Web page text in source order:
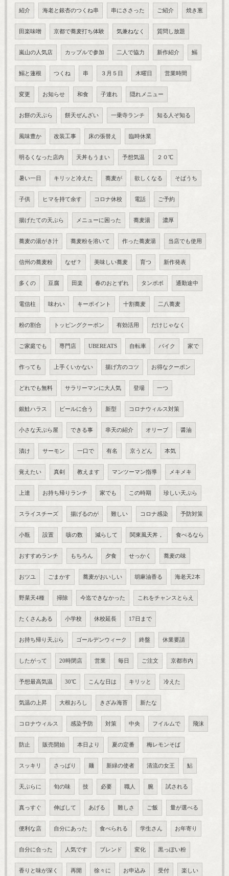
紹介 海老と銀杏のつくね串 串にささった ご紹介 焼き葱
田楽味噌 京都で蕎麦打ち体験 気兼ねなく 質問し放題
嵐山の人気店 カップルで参加 二人で協力 新作紹介 鰯
鰯と蓮根 つくね 串 ３月５日 木曜日 営業時間
変更 お知らせ 和食 子連れ 隠れメニュー
お餅の天ぷら 餅天ぜんざい 一乗寺ランチ 知る人ぞ知る
風味豊か 改装工事 床の張替え 臨時休業
明るくなった店内 天丼もうまい 予想気温 ２０℃
暑い一日 キリッと冷えた 蕎麦が 欲しくなる そばうち
子供 ヒマを持て余す コロナ休校 電話 ご予約
揚げたての天ぷら メニューに困った 蕎麦湯 濃厚
蕎麦の湯がき汁 蕎麦粉を溶いて 作った蕎麦湯 当店でも使用
信州の蕎麦粉 なぜ？ 美味しい蕎麦 育つ 新作発表
多くの 豆腐 田楽 春のおとずれ タンポポ 通勤途中
電信柱 味わい キーポイント 十割蕎麦 二八蕎麦
粉の割合 トッピングクーポン 有効活用 だけじゃなく
ご家庭でも 専門店 UBEREATS 自転車 バイク 家で
作っても 上手くいかない 揚げ方のコツ お得なクーポン
どれでも無料 サラリーマンに大人気 登場 一つ
銀鮭ハラス ビールに合う 新型 コロナウィルス対策
小さな天ぷら屋 できる事 串天の紹介 オリーブ 醤油
漬け サーモン 一口で 有名 京うどん 本気
覚えたい 真剣 教えます マンツーマン指導 メキメキ
上達 お持ち帰りランチ 家でも この時期 珍しい天ぷら
スライスチーズ 揚げるのが 難しい コロナ感染 予防対策
小瓶 設置 咳の数 減らして 関東風天丼， 食べるなら
おすすめランチ もちろん 夕食 せっかく 蕎麦の味
おツユ ごまかす 蕎麦がおいしい 胡麻油香る 海老天2本
野菜天4種 掃除 今迄できなかった これをチャンスとらえ
たくさんある 小学校 休校延長 17日まで
お持ち帰り天ぷら ゴールデンウィーク 終盤 休業要請
したがって 20時閉店 営業 毎日 ご注文 京都市内
予想最高気温 30℃ こんな日は キリッと 冷えた
気温の上昇 大根おろし きざみ海苔 新たな
コロナウィルス 感染予防 対策 中央 フイルムで 飛沫
防止 販売開始 本日より 夏の定番 梅レモンそば
スッキリ さっぱり 麺 新緑の使者 清流の女王 鮎
天ぷらに 旬の味 技 必要 職人 腕 試される
真っすぐ 伸ばして あげる 難しさ ご飯 量が選べる
便利な店 自分にあった 食べられる 学生さん お年寄り
自分に合った 人気です ブレンド 変化 黒っぽい粉
香りと味が深く 再開 徐々に お申込み 受付 楽しい